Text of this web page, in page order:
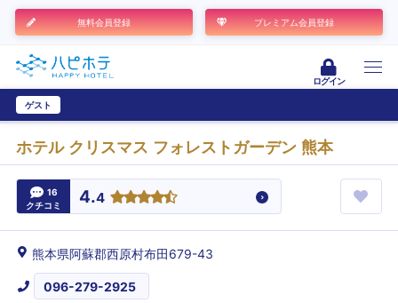
無料会員登録 プレミアム会員登録
ログイン
ゲスト
ホテル クリスマス フォレストガーデン 熊本
16
クチコミ
4.4
熊本県阿蘇郡西原村布田679-43
096-279-2925